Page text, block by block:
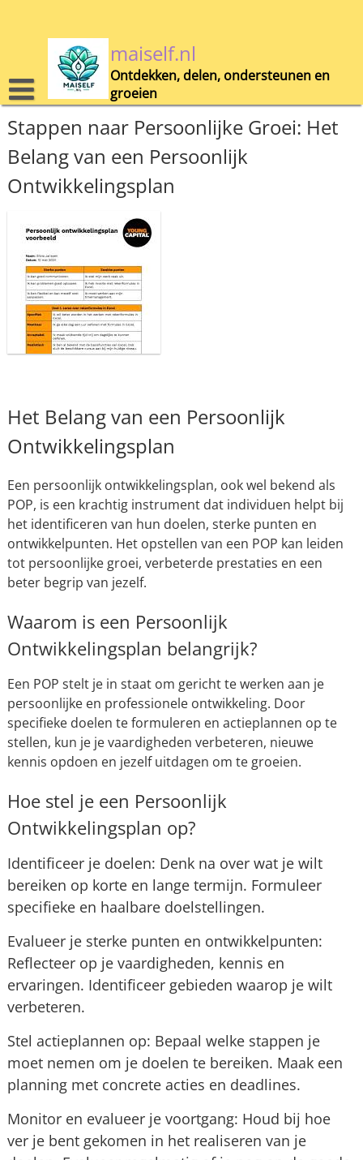
maiself.nl
Ontdekken, delen, ondersteunen en
groeien
Stappen naar Persoonlijke Groei: Het
Belang van een Persoonlijk
Ontwikkelingsplan
Het Belang van een Persoonlijk
Ontwikkelingsplan
Een persoonlijk ontwikkelingsplan, ook wel bekend als
POP, is een krachtig instrument dat individuen helpt bij
het identificeren van hun doelen, sterke punten en
ontwikkelpunten. Het opstellen van een POP kan leiden
tot persoonlijke groei, verbeterde prestaties en een
beter begrip van jezelf.
Waarom is een Persoonlijk
Ontwikkelingsplan belangrijk?
Een POP stelt je in staat om gericht te werken aan je
persoonlijke en professionele ontwikkeling. Door
specifieke doelen te formuleren en actieplannen op te
stellen, kun je je vaardigheden verbeteren, nieuwe
kennis opdoen en jezelf uitdagen om te groeien.
Hoe stel je een Persoonlijk
Ontwikkelingsplan op?
Identificeer je doelen: Denk na over wat je wilt
bereiken op korte en lange termijn. Formuleer
specifieke en haalbare doelstellingen.
Evalueer je sterke punten en ontwikkelpunten:
Reflecteer op je vaardigheden, kennis en
ervaringen. Identificeer gebieden waarop je wilt
verbeteren.
Stel actieplannen op: Bepaal welke stappen je
moet nemen om je doelen te bereiken. Maak een
planning met concrete acties en deadlines.
Monitor en evalueer je voortgang: Houd bij hoe
ver je bent gekomen in het realiseren van je